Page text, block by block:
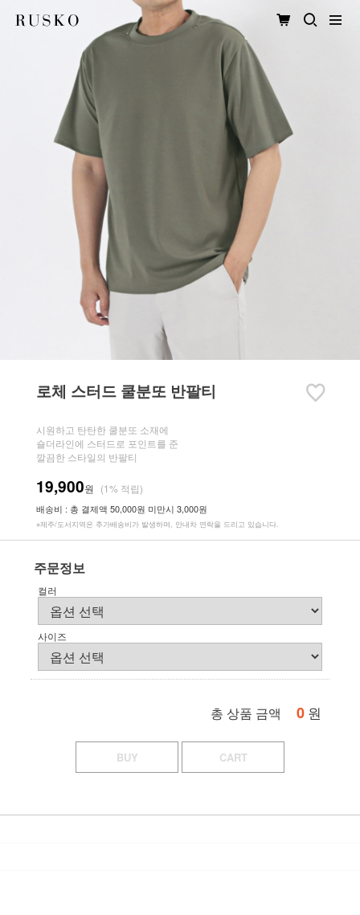
로체 스터드 쿨분또 반팔티
시원하고 탄탄한 쿨분또 소재에
숄더라인에 스터드로 포인트를 준
깔끔한 스타일의 반팔티
19,900원 (1% 적립)
배송비 : 총 결제액 50,000원 미만시 3,000원
※제주/도서지역은 추가배송비가 발생하며, 안내차 연락을 드리고 있습니다.
주문정보
컬러
사이즈
총 상품 금액 0 원
BUY CART